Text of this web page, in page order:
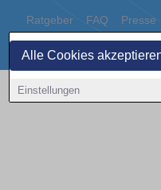
Alle Cookies
Einstellungen
Ratgeber FAQ Presse
Copyright © 2000 - 2026 | 1A